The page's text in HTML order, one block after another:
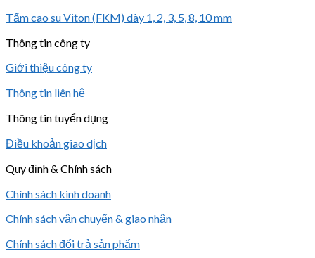
Tấm cao su Viton (FKM) dày 1, 2, 3, 5, 8, 10 mm
Thông tin công ty
Giới thiệu công ty
Thông tin liên hệ
Thông tin tuyển dụng
Điều khoản giao dịch
Quy định & Chính sách
Chính sách kinh doanh
Chính sách vận chuyển & giao nhận
Chính sách đổi trả sản phẩm